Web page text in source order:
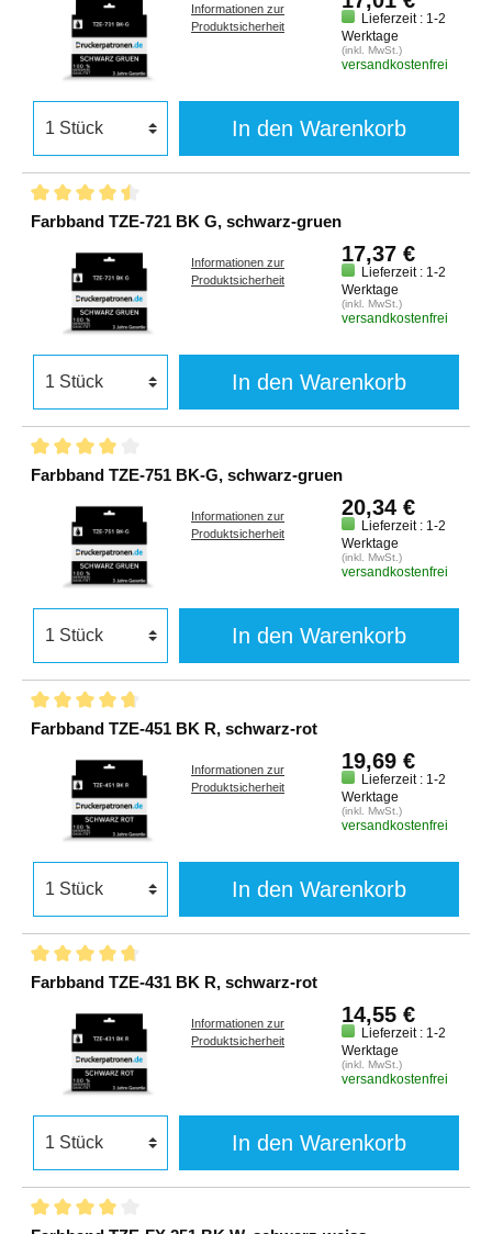
Informationen zur
Produktsicherheit
Lieferzeit : 1-2
Werktage
(inkl. MwSt.)
versandkostenfrei
In den Warenkorb
Farbband TZE-721 BK G, schwarz-gruen
Informationen zur
Produktsicherheit
17,37 €
Lieferzeit : 1-2
Werktage
(inkl. MwSt.)
versandkostenfrei
In den Warenkorb
Farbband TZE-751 BK-G, schwarz-gruen
Informationen zur
Produktsicherheit
20,34 €
Lieferzeit : 1-2
Werktage
(inkl. MwSt.)
versandkostenfrei
In den Warenkorb
Farbband TZE-451 BK R, schwarz-rot
Informationen zur
Produktsicherheit
19,69 €
Lieferzeit : 1-2
Werktage
(inkl. MwSt.)
versandkostenfrei
In den Warenkorb
Farbband TZE-431 BK R, schwarz-rot
Informationen zur
Produktsicherheit
14,55 €
Lieferzeit : 1-2
Werktage
(inkl. MwSt.)
versandkostenfrei
In den Warenkorb